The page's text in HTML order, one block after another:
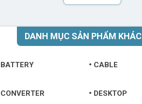
DANH MỤC SẢN PHẨM KHÁC
BATTERY CABLE
CONVERTER DESKTOP